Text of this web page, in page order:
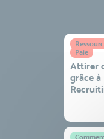
Paie
Attirer
grâce à